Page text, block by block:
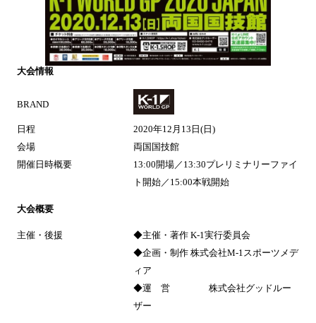
大会情報
BRAND
日程
2020年12月13日(日)
会場
両国国技館
開催日時概要
13:00開場／13:30プレリミナリーファイ
ト開始／15:00本戦開始
大会概要
主催・後援
◆主催・著作 K-1実行委員会
◆企画・制作 株式会社M-1スポーツメデ
ィア
◆運 営 株式会社グッドルー
ザー